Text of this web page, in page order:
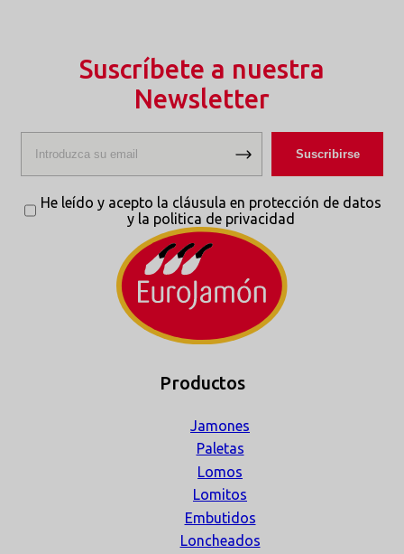
Suscríbete a nuestra
Newsletter
He leído y acepto la cláusula en protección de datos
y la politica de privacidad
Productos
Jamones
Paletas
Lomos
Lomitos
Embutidos
Loncheados